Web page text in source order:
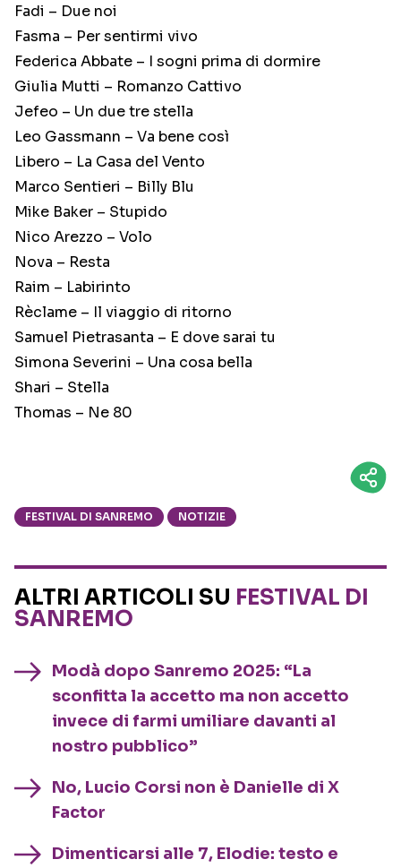
Fadi – Due noi
Fasma – Per sentirmi vivo
Federica Abbate – I sogni prima di dormire
Giulia Mutti – Romanzo Cattivo
Jefeo – Un due tre stella
Leo Gassmann – Va bene così
Libero – La Casa del Vento
Marco Sentieri – Billy Blu
Mike Baker – Stupido
Nico Arezzo – Volo
Nova – Resta
Raim – Labirinto
Rèclame – Il viaggio di ritorno
Samuel Pietrasanta – E dove sarai tu
Simona Severini – Una cosa bella
Shari – Stella
Thomas – Ne 80
FESTIVAL DI SANREMO NOTIZIE
ALTRI ARTICOLI SU FESTIVAL DI
SANREMO
Modà dopo Sanremo 2025: “La
sconfitta la accetto ma non accetto
invece di farmi umiliare davanti al
nostro pubblico”
No, Lucio Corsi non è Danielle di X
Factor
Dimenticarsi alle 7, Elodie: testo e